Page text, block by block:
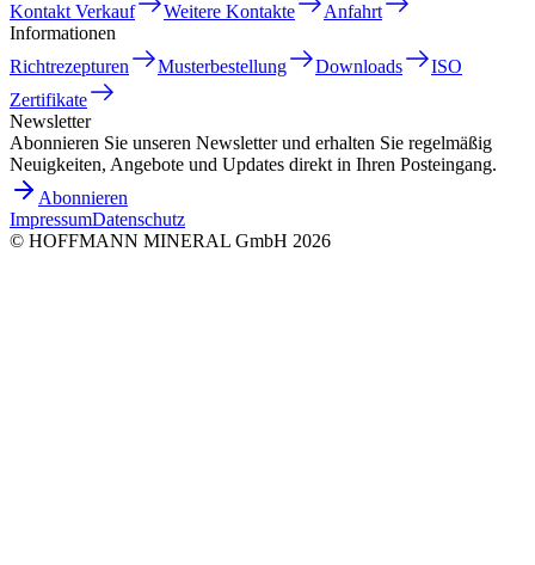
Kontakt Verkauf
Weitere Kontakte
Anfahrt
Informationen
Richtrezepturen
Musterbestellung Downloads
ISO
Zertifikate
Newsletter
Abonnieren Sie unseren Newsletter und erhalten Sie regelmäßig
Neuigkeiten, Angebote und Updates direkt in Ihren Posteingang.
Abonnieren
ImpressumDatenschutz
© HOFFMANN MINERAL GmbH 2026